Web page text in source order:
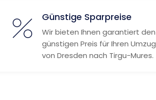
Günstige Sparpreise
Wir bieten Ihnen garantiert den
günstigen Preis für Ihren Umzug
von Dresden nach Tirgu-Mures.